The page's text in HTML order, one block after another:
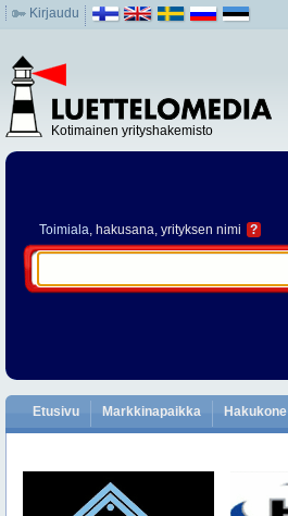
Kirjaudu
Kotimainen yrityshakemisto
Toimiala, hakusana, yrityksen nimi ?
Etusivu Markkinapaikka Hakukone